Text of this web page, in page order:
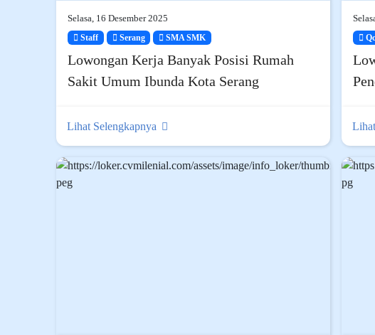
Selasa, 16 Desember 2025
Staff Serang SMA SMK
Lowongan Kerja Banyak Posisi Rumah
Sakit Umum Ibunda Kota Serang
Lihat Selengkapnya